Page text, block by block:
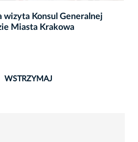
wizyta Konsul Generalnej
Miasta Krakowa
WSTRZYMAJ